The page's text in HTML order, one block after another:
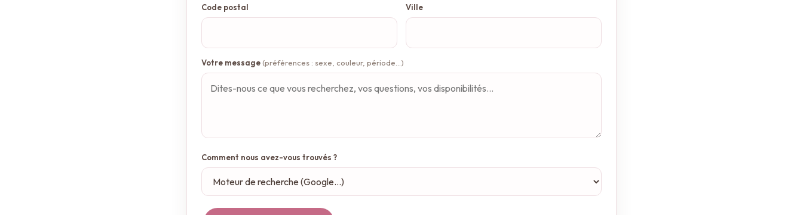
Code postal Ville
Votre message(préférences : sexe, couleur, période…)
Comment nous avez-vous trouvés ?